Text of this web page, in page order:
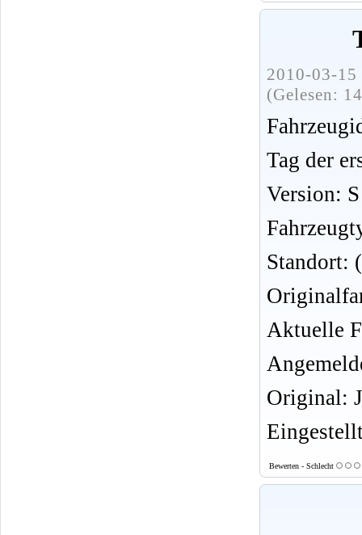
2010-03-
(Gelesen:
Tag der
Version:
Standort:
Aktuelle
Original:
Bewerten - Schlecht